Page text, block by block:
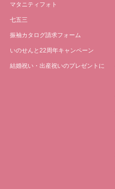
マタニティフォト
七五三
振袖カタログ請求フォーム
いのせんと22周年キャンペーン
結婚祝い・出産祝いのプレゼントに